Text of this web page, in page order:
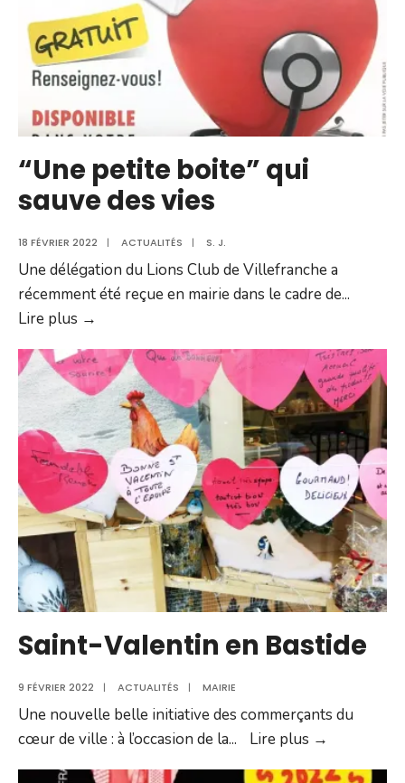
est
“Une petite boite” qui
sauve des vies
18 FÉVRIER 2022 | ACTUALITÉS | S. J.
Une délégation du Lions Club de Villefranche a
récemment été reçue en mairie dans le cadre de...
Lire plus →
boite”
qui
sauve
des
vies
Saint-Valentin en Bastide
9 FÉVRIER 2022 | ACTUALITÉS | MAIRIE
Une nouvelle belle initiative des commerçants du
cœur de ville : à l’occasion de la... Lire plus →